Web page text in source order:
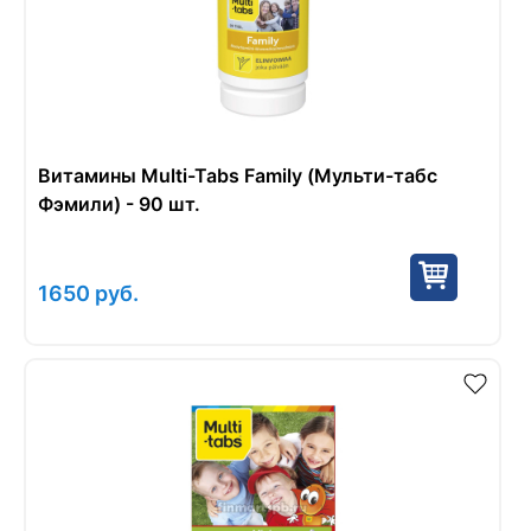
Витамины Multi-Tabs Family (Мульти-табс
Фэмили) - 90 шт.
1650 руб.